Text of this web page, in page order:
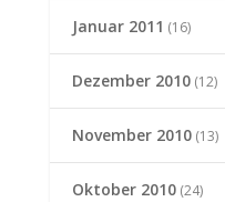
Januar 2011 (16)
Dezember 2010(12)
November 2010(13)
Oktober 2010(24)